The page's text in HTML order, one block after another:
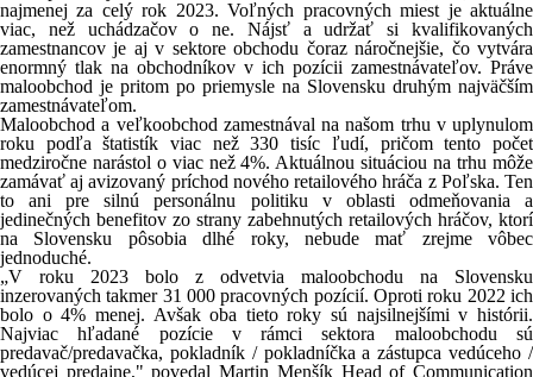
najmenej za celý rok 2023. Voľných pracovných miest je aktuálne
viac, než uchádzačov o ne. Nájsť a udržať si kvalifikovaných
zamestnancov je aj v sektore obchodu čoraz náročnejšie, čo vytvára
enormný tlak na obchodníkov v ich pozícii zamestnávateľov. Práve
maloobchod je pritom po priemysle na Slovensku druhým najväčším
zamestnávateľom.
Maloobchod a veľkoobchod zamestnával na našom trhu v uplynulom
roku podľa štatistík viac než 330 tisíc ľudí, pričom tento počet
medziročne narástol o viac než 4%. Aktuálnou situáciou na trhu môže
zamávať aj avizovaný príchod nového retailového hráča z Poľska. Ten
to ani pre silnú personálnu politiku v oblasti odmeňovania a
jedinečných benefitov zo strany zabehnutých retailových hráčov, ktorí
na Slovensku pôsobia dlhé roky, nebude mať zrejme vôbec
jednoduché.
„V roku 2023 bolo z odvetvia maloobchodu na Slovensku
inzerovaných takmer 31 000 pracovných pozícií. Oproti roku 2022 ich
bolo o 4% menej. Avšak oba tieto roky sú najsilnejšími v histórii.
Najviac hľadané pozície v rámci sektora maloobchodu sú
predavač/predavačka, pokladník / pokladníčka a zástupca vedúceho /
vedúcej predajne," povedal Martin Menšík Head of Communication